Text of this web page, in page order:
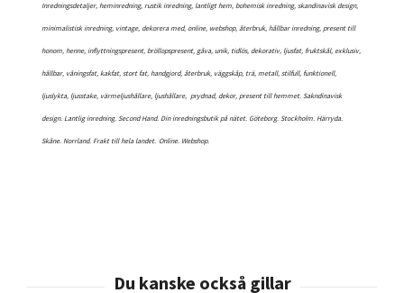
Inredningsdetaljer, heminredning, rustik inredning, lantligt hem, bohemisk inredning, skandinavisk design,
minimalistisk inredning, vintage, dekorera med, online, webshop, återbruk, hållbar inredning, present till
honom, henne, inflyttningspresent, bröllopspresent, gåva, unik, tidlös, dekorativ, ljusfat, fruktskål, exklusiv,
hållbar, våningsfat, kakfat, stort fat, handgjord, återbruk, väggskåp, trä, metall, stilfull, funktionell,
ljuslykta, ljusstake, värmeljushållare, ljushållare, prydnad, dekor, present till hemmet. Sakndinavisk
design. Lantlig inredning. Second Hand. Din inredningsbutik på nätet. Göteborg. Stockholm. Härryda.
Skåne. Norrland. Frakt till hela landet. Online. Webshop.